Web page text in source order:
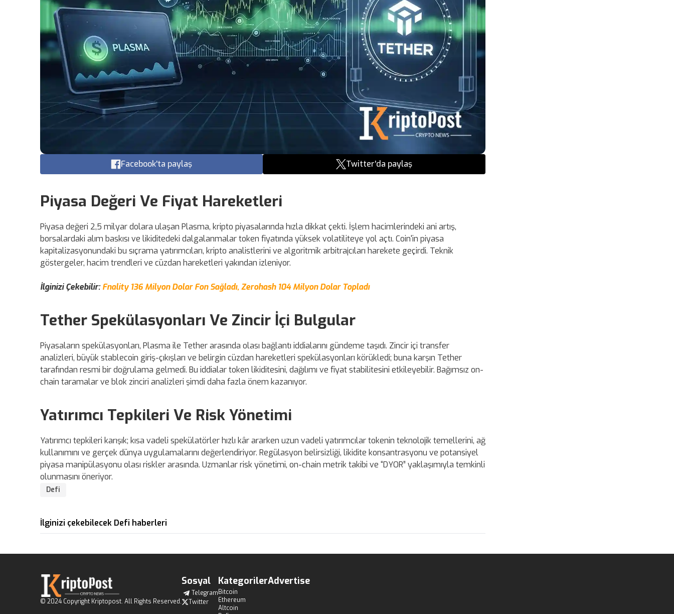
Facebook'ta paylaş Twitter'da paylaş
Piyasa Değeri Ve Fiyat Hareketleri
Piyasa değeri 2,5 milyar dolara ulaşan Plasma, kripto piyasalarında hızla dikkat çekti. İşlem hacimlerindeki ani artış,
borsalardaki alım baskısı ve likiditedeki dalgalanmalar token fiyatında yüksek volatiliteye yol açtı. Coin'in piyasa
kapitalizasyonundaki bu sıçrama yatırımcıları, kripto analistlerini ve algoritmik arbitrajcıları harekete geçirdi. Teknik
göstergeler, hacim trendleri ve cüzdan hareketleri yakından izleniyor.
İlginizi Çekebilir:Fnality 136 Milyon Dolar Fon Sağladı, Zerohash 104 Milyon Dolar Topladı
Tether Spekülasyonları Ve Zincir İçi Bulgular
Piyasaların spekülasyonları, Plasma ile Tether arasında olası bağlantı iddialarını gündeme taşıdı. Zincir içi transfer
analizleri, büyük stablecoin giriş-çıkışları ve belirgin cüzdan hareketleri spekülasyonları körükledi; buna karşın Tether
tarafından resmi bir doğrulama gelmedi. Bu iddialar token likiditesini, dağılımı ve fiyat stabilitesini etkileyebilir. Bağımsız on-
chain taramalar ve blok zinciri analizleri şimdi daha fazla önem kazanıyor.
Yatırımcı Tepkileri Ve Risk Yönetimi
Yatırımcı tepkileri karışık; kısa vadeli spekülatörler hızlı kâr ararken uzun vadeli yatırımcılar tokenin teknolojik temellerini, ağ
kullanımını ve gerçek dünya uygulamalarını değerlendiriyor. Regülasyon belirsizliği, likidite konsantrasyonu ve potansiyel
piyasa manipülasyonu olası riskler arasında. Uzmanlar risk yönetimi, on-chain metrik takibi ve “DYOR” yaklaşımıyla temkinli
olunmasını öneriyor.
Defi
İlginizi çekebilecek Defi haberleri
© 2024 Copyright Kriptopost. All Rights Reserved.
Sosyal
Telegram
Twitter
Kategoriler
Bitcoin
Ethereum
Altcoin
Advertise